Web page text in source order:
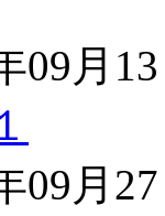
09月
09月